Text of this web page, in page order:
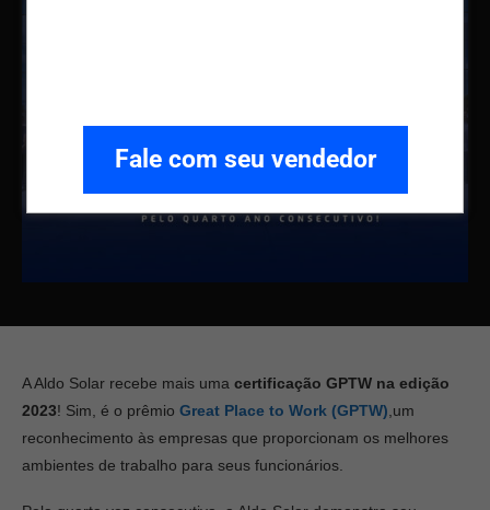
Fale com seu vendedor
A Aldo Solar recebe mais uma certificação GPTW na edição
2023! Sim, é o prêmio Great Place to Work (GPTW) ,um
reconhecimento às empresas que proporcionam os melhores
ambientes de trabalho para seus funcionários.